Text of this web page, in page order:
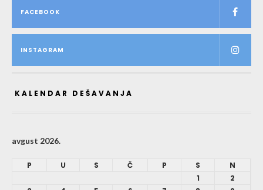
FACEBOOK
INSTAGRAM
KALENDAR DEŠAVANJA
avgust 2026.
P U S Č P S
N
1
2